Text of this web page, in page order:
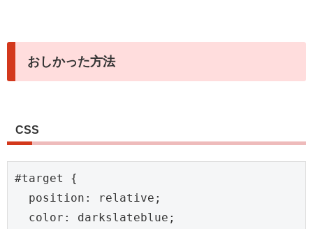
おしかった方法
CSS
#target {
  position: relative;
  color: darkslateblue;